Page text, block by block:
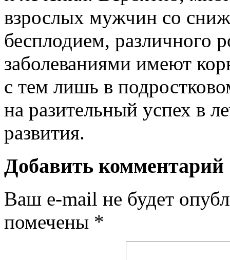
взрослых мужчин со
бесплодием, различного
заболеваниями имеют
с тем лишь в
на разительный успех в
развития.
Добавить комментарий
Ваш e-mail не будет
помечены *